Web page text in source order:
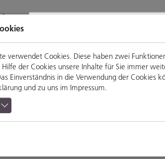
verwendet Cookies. Diese haben zwei
der Cookies unsere Inhalte für Sie immer
Einverständnis in die Verwendung der Cookies
und zu uns im Impressum.